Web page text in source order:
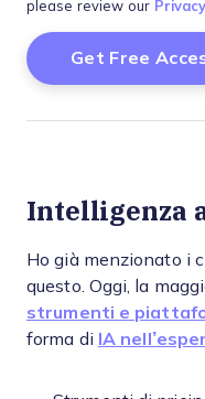
please review our
Intelligenza
Ho già menzionato i
questo. Oggi, la
strumenti e
forma di IA